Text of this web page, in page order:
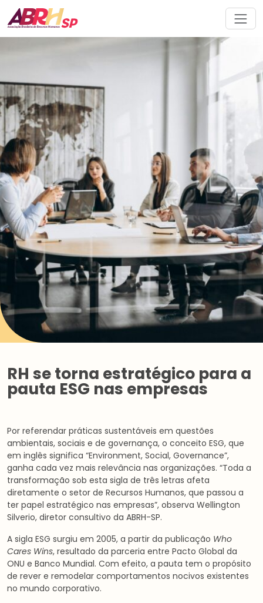
Navegação principal
RH se torna estratégico para a
pauta ESG nas empresas
Por referendar práticas sustentáveis em questões
ambientais, sociais e de governança, o conceito ESG, que
em inglês significa “Environment, Social, Governance”,
ganha cada vez mais relevância nas organizações. “Toda a
transformação sob esta sigla de três letras afeta
diretamente o setor de Recursos Humanos, que passou a
ter papel estratégico nas empresas”, observa Wellington
Silverio, diretor consultivo da ABRH-SP.
A sigla ESG surgiu em 2005, a partir da publicação Who
Cares Wins, resultado da parceria entre Pacto Global da
ONU e Banco Mundial. Com efeito, a pauta tem o propósito
de rever e remodelar comportamentos nocivos existentes
no mundo corporativo.